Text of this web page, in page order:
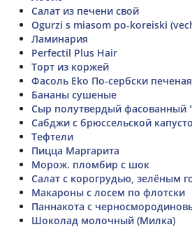
Салат из печени свой
Ogurzi s miasom po-koreiski
Ламинария
Perfectil Plus Hair
Торт из коржей
Фасоль Eko По-сербски
Бананы сушеные
Сыр полутвердый фасованный
Сабджи с брюссельской
Тефтели
Пицца Маргарита
Морож. пломбир с шок
Салат с корогрудью, зелёным
Макароны с лосем по флотски
Паннакота с
Шоколад молочный (Милка)